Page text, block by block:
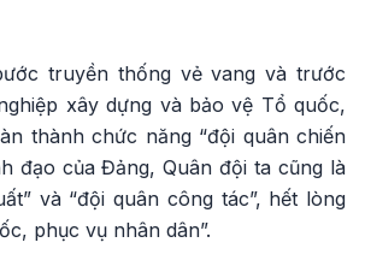
truyền thống vẻ vang và trước
xây dựng và bảo vệ Tổ quốc,
thành chức năng “đội quân chiến
đạo của Đảng, Quân đội ta cũng là
và “đội quân công tác”, hết lòng
phục vụ nhân dân”.